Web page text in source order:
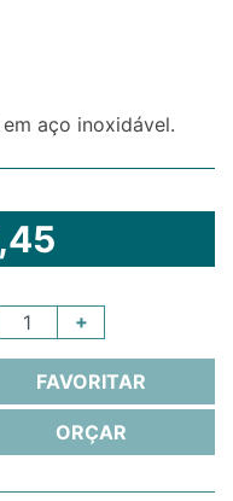
aço inoxidável.
+
FAVORITAR
ORÇAR